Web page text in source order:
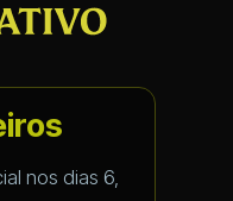
nos dias 6,